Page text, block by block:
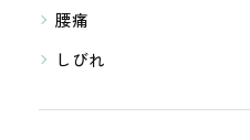
腰痛
しびれ